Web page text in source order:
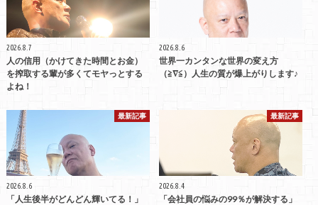
2026.8.7
人の信用（かけてきた時間とお金）
を搾取する輩が多くてモヤっとする
よね！
2026.8.6
世界一カンタンな世界の変え方
（≧∇≦）人生の質が爆上がりします♪
最新記事
2026.8.6
「人生後半がどんどん輝いてる！」
最新記事
2026.8.4
「会社員の悩みの99％が解決する」